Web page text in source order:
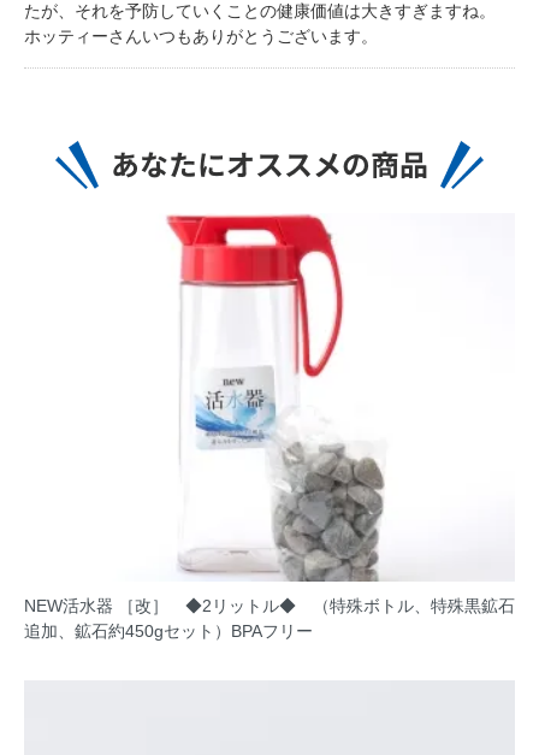
たが、それを予防していくことの健康価値は大きすぎますね。
ホッティーさんいつもありがとうございます。
NEW活水器 ［改］ ◆2リットル◆ （特殊ボトル、特殊黒鉱石
追加、鉱石約450gセット）BPAフリー